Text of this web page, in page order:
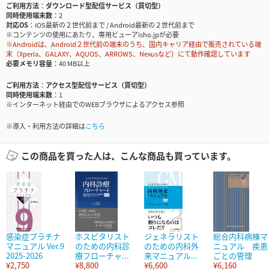
ご利用方法
ダウンロード型配信サービス（買切型）
同時使用端末数
2
対応OS
iOS最新の２世代前まで / Android最新の２世代前まで
※コンテンツの使用にあたり、専用ビューアisho.jpが必要
※Androidは、Android２世代前の端末のうち、国内キャリア経由で販売されている端
末（Xperia、GALAXY、AQUOS、ARROWS、Nexusなど）にて動作確認しています
必要メモリ容量
40 MB以上
ご利用方法
アクセス型配信サービス（買切型）
同時使用端末数
1
※インターネット経由でのWEBブラウザによるアクセス参照
※導入・利用方法の詳細はこちら
この商品を買った人は、こんな商品も買っています。
感染症プラチナ
マニュアル Ver.9
2025-2026
¥2,750
ホスピタリスト
のための内科診
療フローチャ...
¥8,800
ジェネラリスト
のための内科外
来マニュアル...
¥6,600
総合内科病棟マ
ニュアル 疾患
ごとの管理
¥6,160